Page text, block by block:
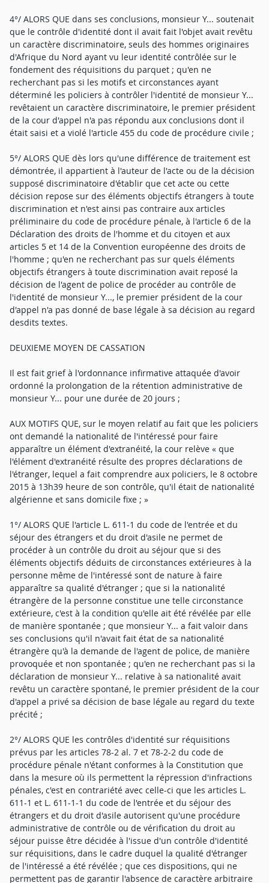
4°/ ALORS QUE dans ses conclusions, monsieur Y... soutenait
que le contrôle d'identité dont il avait fait l'objet avait revêtu
un caractère discriminatoire, seuls des hommes originaires
d'Afrique du Nord ayant vu leur identité contrôlée sur le
fondement des réquisitions du parquet ; qu'en ne
recherchant pas si les motifs et circonstances ayant
déterminé les policiers à contrôler l'identité de monsieur Y...
revêtaient un caractère discriminatoire, le premier président
de la cour d'appel n'a pas répondu aux conclusions dont il
était saisi et a violé l'article 455 du code de procédure civile ;
5°/ ALORS QUE dès lors qu'une différence de traitement est
démontrée, il appartient à l'auteur de l'acte ou de la décision
supposé discriminatoire d'établir que cet acte ou cette
décision repose sur des éléments objectifs étrangers à toute
discrimination et n'est ainsi pas contraire aux articles
préliminaire du code de procédure pénale, à l'article 6 de la
Déclaration des droits de l'homme et du citoyen et aux
articles 5 et 14 de la Convention européenne des droits de
l'homme ; qu'en ne recherchant pas sur quels éléments
objectifs étrangers à toute discrimination avait reposé la
décision de l'agent de police de procéder au contrôle de
l'identité de monsieur Y..., le premier président de la cour
d'appel n'a pas donné de base légale à sa décision au regard
desdits textes.
DEUXIEME MOYEN DE CASSATION
Il est fait grief à l'ordonnance infirmative attaquée d'avoir
ordonné la prolongation de la rétention administrative de
monsieur Y... pour une durée de 20 jours ;
AUX MOTIFS QUE, sur le moyen relatif au fait que les policiers
ont demandé la nationalité de l'intéressé pour faire
apparaître un élément d'extranéité, la cour relève « que
l'élément d'extranéité résulte des propres déclarations de
l'étranger, lequel a fait comprendre aux policiers, le 8 octobre
2015 à 13h39 heure de son contrôle, qu'il était de nationalité
algérienne et sans domicile fixe ; »
1°/ ALORS QUE l'article L. 611-1 du code de l'entrée et du
séjour des étrangers et du droit d'asile ne permet de
procéder à un contrôle du droit au séjour que si des
éléments objectifs déduits de circonstances extérieures à la
personne même de l'intéressé sont de nature à faire
apparaître sa qualité d'étranger ; que si la nationalité
étrangère de la personne constitue une telle circonstance
extérieure, c'est à la condition qu'elle ait été révélée par elle
de manière spontanée ; que monsieur Y... a fait valoir dans
ses conclusions qu'il n'avait fait état de sa nationalité
étrangère qu'à la demande de l'agent de police, de manière
provoquée et non spontanée ; qu'en ne recherchant pas si la
déclaration de monsieur Y... relative à sa nationalité avait
revêtu un caractère spontané, le premier président de la cour
d'appel a privé sa décision de base légale au regard du texte
précité ;
2°/ ALORS QUE les contrôles d'identité sur réquisitions
prévus par les articles 78-2 al. 7 et 78-2-2 du code de
procédure pénale n'étant conformes à la Constitution que
dans la mesure où ils permettent la répression d'infractions
pénales, c'est en contrariété avec celle-ci que les articles L.
611-1 et L. 611-1-1 du code de l'entrée et du séjour des
étrangers et du droit d'asile autorisent qu'une procédure
administrative de contrôle ou de vérification du droit au
séjour puisse être décidée à l'issue d'un contrôle d'identité
sur réquisitions, dans le cadre duquel la qualité d'étranger
de l'intéressé a été révélée ; que ces dispositions, qui ne
permettent pas de garantir l'absence de caractère arbitraire